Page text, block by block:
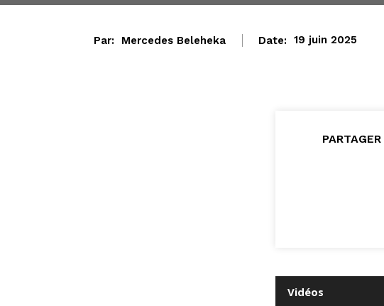
Par: Mercedes Beleheka Date: 19 juin 2025
Vidéos